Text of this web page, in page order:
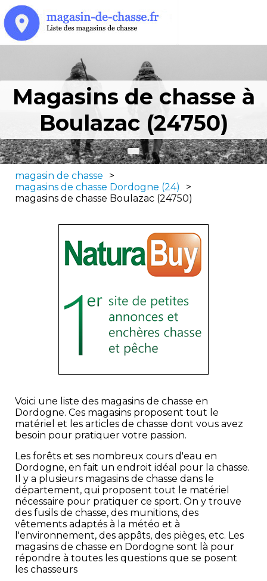
Magasins de chasse à
Boulazac (24750)
magasin de chasse
>
magasins de chasse Dordogne (24)
>
magasins de chasse Boulazac (24750)
Voici une liste des magasins de chasse en
Dordogne. Ces magasins proposent tout le
matériel et les articles de chasse dont vous avez
besoin pour pratiquer votre passion.
Les forêts et ses nombreux cours d'eau en
Dordogne, en fait un endroit idéal pour la chasse.
Il y a plusieurs magasins de chasse dans le
département, qui proposent tout le matériel
nécessaire pour pratiquer ce sport. On y trouve
des fusils de chasse, des munitions, des
vêtements adaptés à la météo et à
l'environnement, des appâts, des pièges, etc. Les
magasins de chasse en Dordogne sont là pour
répondre à toutes les questions que se posent
les chasseurs